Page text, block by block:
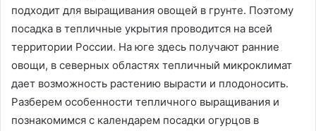
подходит для выращивания овощей в грунте. Поэтому
посадка в тепличные укрытия проводится на всей
территории России. На юге здесь получают ранние
овощи, в северных областях тепличный микроклимат
дает возможность растению вырасти и плодоносить.
Разберем особенности тепличного выращивания и
познакомимся с календарем посадки огурцов в